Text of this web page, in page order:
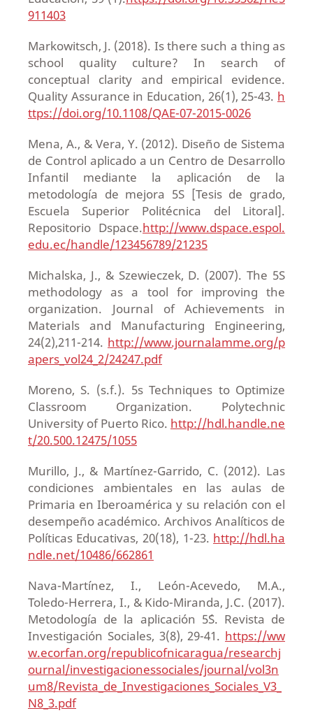
911403
Markowitsch, J. (2018). Is there such a thing as
school quality culture? In search of
conceptual clarity and empirical evidence.
Quality Assurance in Education, 26(1), 25-43. h
ttps://doi.org/10.1108/QAE-07-2015-0026
Mena, A., & Vera, Y. (2012). Diseño de Sistema
de Control aplicado a un Centro de Desarrollo
Infantil mediante la aplicación de la
metodología de mejora 5S [Tesis de grado,
Escuela Superior Politécnica del Litoral].
Repositorio Dspace.http://www.dspace.espol.
edu.ec/handle/123456789/21235
Michalska, J., & Szewieczek, D. (2007). The 5S
methodology as a tool for improving the
organization. Journal of Achievements in
Materials and Manufacturing Engineering,
24(2),211-214. http://www.journalamme.org/p
apers_vol24_2/24247.pdf
Moreno, S. (s.f.). 5s Techniques to Optimize
Classroom Organization. Polytechnic
University of Puerto Rico. http://hdl.handle.ne
t/20.500.12475/1055
Murillo, J., & Martínez-Garrido, C. (2012). Las
condiciones ambientales en las aulas de
Primaria en Iberoamérica y su relación con el
desempeño académico. Archivos Analíticos de
Políticas Educativas, 20(18), 1-23. http://hdl.ha
ndle.net/10486/662861
Nava-Martínez, I., León-Acevedo, M.A.,
Toledo-Herrera, I., & Kido-Miranda, J.C. (2017).
Metodología de la aplicación 5´S. Revista de
Investigación Sociales, 3(8), 29-41. https://ww
w.ecorfan.org/republicofnicaragua/researchj
ournal/investigacionessociales/journal/vol3n
um8/Revista_de_Investigaciones_Sociales_V3_
N8_3.pdf